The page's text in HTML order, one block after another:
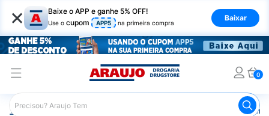
× Baixe o APP e ganhe 5% OFF!
Use o cupom APP5 na primeira compra
Baixar
0
Araujo Cabelo Coloração